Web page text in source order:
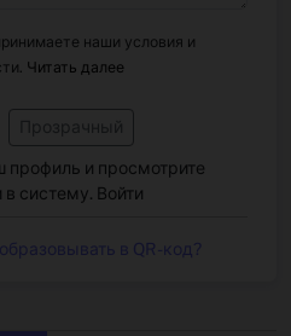
наши условия и
Читать далее
Прозрачный
профиль и просмотрите
в систему. Войти
в QR -код?